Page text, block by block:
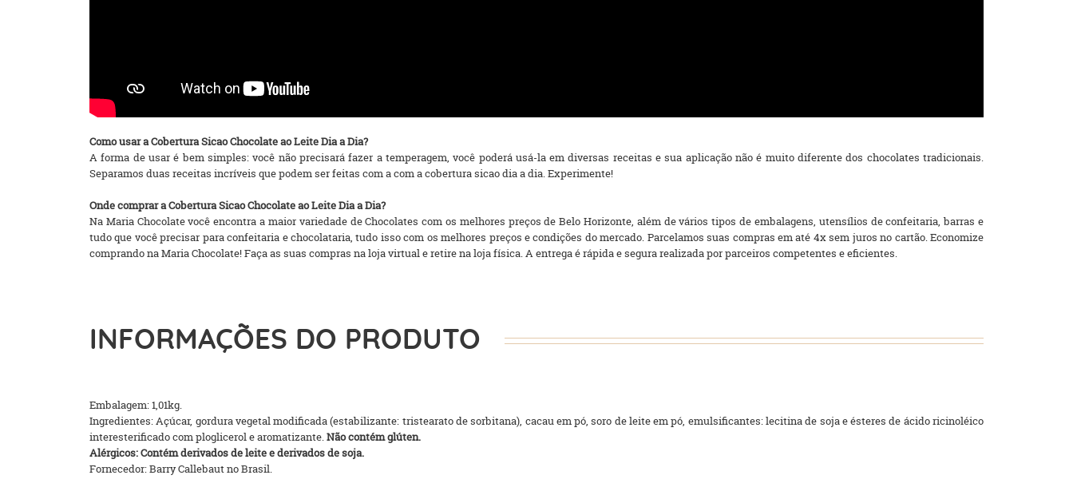
Como usar a Cobertura Sicao Chocolate ao Leite Dia a Dia?
A forma de usar é bem simples: você não precisará fazer a temperagem, você poderá usá-la em diversas receitas e sua aplicação não é muito diferente dos chocolates tradicionais.
Separamos duas receitas incríveis que podem ser feitas com a com a cobertura sicao dia a dia. Experimente!
Onde comprar a Cobertura Sicao Chocolate ao Leite Dia a Dia?
Na Maria Chocolate você encontra a maior variedade de Chocolates com os melhores preços de Belo Horizonte, além de vários tipos de embalagens, utensílios de confeitaria, barras e
tudo que você precisar para confeitaria e chocolataria, tudo isso com os melhores preços e condições do mercado. Parcelamos suas compras em até 4x sem juros no cartão. Economize
comprando na Maria Chocolate! Faça as suas compras na loja virtual e retire na loja física. A entrega é rápida e segura realizada por parceiros competentes e eficientes.
INFORMAÇÕES DO PRODUTO
Embalagem: 1,01kg.
Ingredientes: Açúcar, gordura vegetal modificada (estabilizante: tristearato de sorbitana), cacau em pó, soro de leite em pó, emulsificantes: lecitina de soja e ésteres de ácido ricinoléico
interesterificado com ploglicerol e aromatizante.Não contém glúten.
Alérgicos: Contém derivados de leite e derivados de soja.
Fornecedor: Barry Callebaut no Brasil.